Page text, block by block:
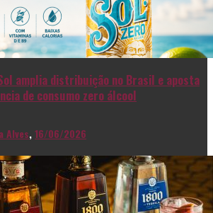
amplia distribuição no Brasil e aposta
de consumo zero álcool
Alves,16/06/2026